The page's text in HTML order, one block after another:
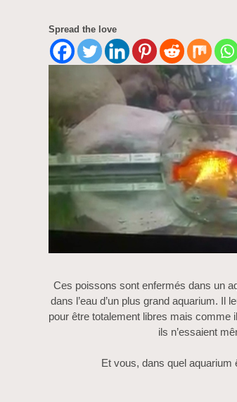
Spread the love
Ces poissons sont enfermés dans un
dans l’eau d’un plus grand aquarium. Il
pour être totalement libres mais comme
ils n’essaient
Et vous, dans quel aquarium